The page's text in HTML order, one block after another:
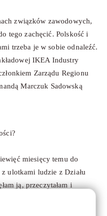
związków zawodowych,
tego zachęcić. Polskość i
trzeba je w sobie odnaleźć.
IKEA Industry
Zarządu Regionu
Marczuk Sadowską
miesięcy temu do
ulotkami ludzie z Działu
ją, przeczytałam i
żeby działać. Zadzwoniłam,
i dalej poszło.